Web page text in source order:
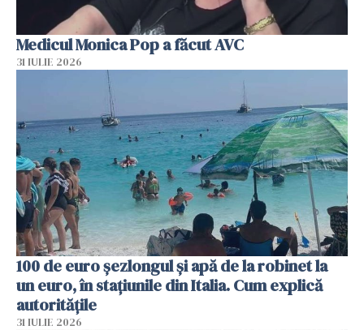
Medicul Monica Pop a făcut AVC
31 IULIE 2026
100 de euro șezlongul și apă de la robinet la
un euro, în stațiunile din Italia. Cum explică
autoritățile
31 IULIE 2026